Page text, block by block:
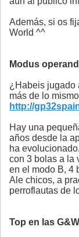
Además, si os
World ^^
Modus
¿Habeis jugado
más de lo
http://
Hay una
años desde la
ha
con 3 bolas a la
en el modo B, 4
Ale chicos, a
perroflautas de
Top en las